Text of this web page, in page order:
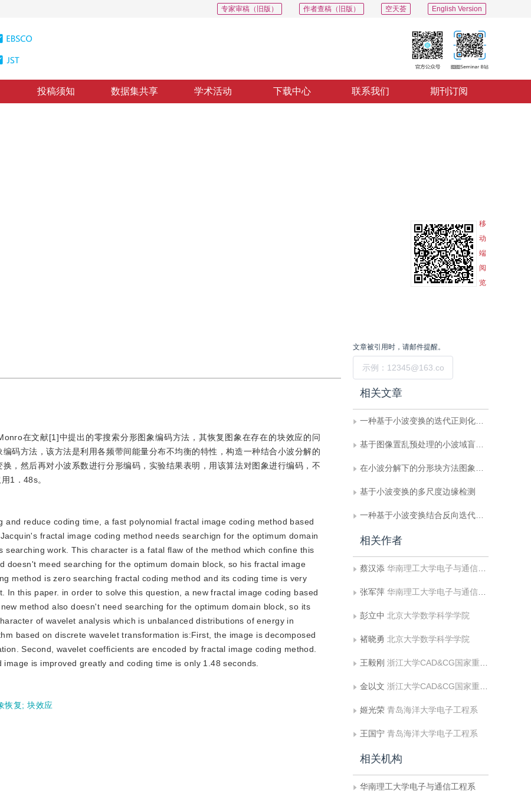
English Version
空天荟
作者查稿（旧版）
专家审稿（旧版）
投稿须知 数据集共享 学术活动 下载中心 联系我们 期刊订阅
移
动
端
阅
览
在文献[1]中提出的零搜索分形图象编码方法，其恢复图象在存在的块效应的问
码方法，该方法是利用各频带间能量分布不均衡的特性，构造一种结合小波分解的
，然后再对小波系数进行分形编码，实验结果表明，用该算法对图象进行编码，不
1．48s。
reduce coding time, a fast polynomial fractal image coding method based
fractal image coding method needs searchign for the optimum domain
work. This character is a fatal flaw of the method which confine this
doesn't meed searching for the optimum domain block, so his fractal image
method is zero searching fractal coding method and its coding time is very
In this paper. in order to solve this question, a new fractal image coding based
method also doesn't need searching for the optimum domain block, so its
of wavelet analysis which is unbalanced distributions of energy in
based on discrete wavelet transformation is:First, the image is decomposed
Second, wavelet coefficients are encoded by fractal image coding method.
is improved greatly and coding time is only 1.48 seconds.
恢复;块效应
文章被引用时，请邮件提醒。
相关文章
一种基于小波变换的迭代正则化图象恢复算法
基于图像置乱预处理的小波域盲水印系统
在小波分解下的分形块方法图象编码
基于小波变换的多尺度边缘检测
一种基于小波变换结合反向迭代修正的VQ图象压缩编码方法
相关作者
蔡汉添 华南理工大学电子与通信工程系
张军萍 华南理工大学电子与通信工程系
彭立中 北京大学数学科学学院
褚晓勇 北京大学数学科学学院
王毅刚 浙江大学CAD&CG国家重点实验室，浙江大学应用数学系
金以文 浙江大学CAD&CG国家重点实验室，浙江大学应用数学系
姬光荣 青岛海洋大学电子工程系
王国宁 青岛海洋大学电子工程系
相关机构
华南理工大学电子与通信工程系